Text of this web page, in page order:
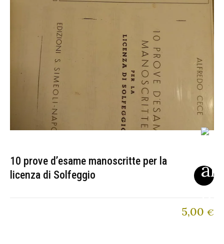
10 prove d’esame manoscritte per la
licenza di Solfeggio
5,00 €